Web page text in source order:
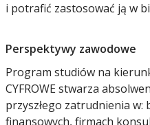
i potrafić zastosować ją w
Perspektywy zawodowe
Program studiów na
CYFROWE stwarza
przyszłego zatrudnienia
finansowych, firmach